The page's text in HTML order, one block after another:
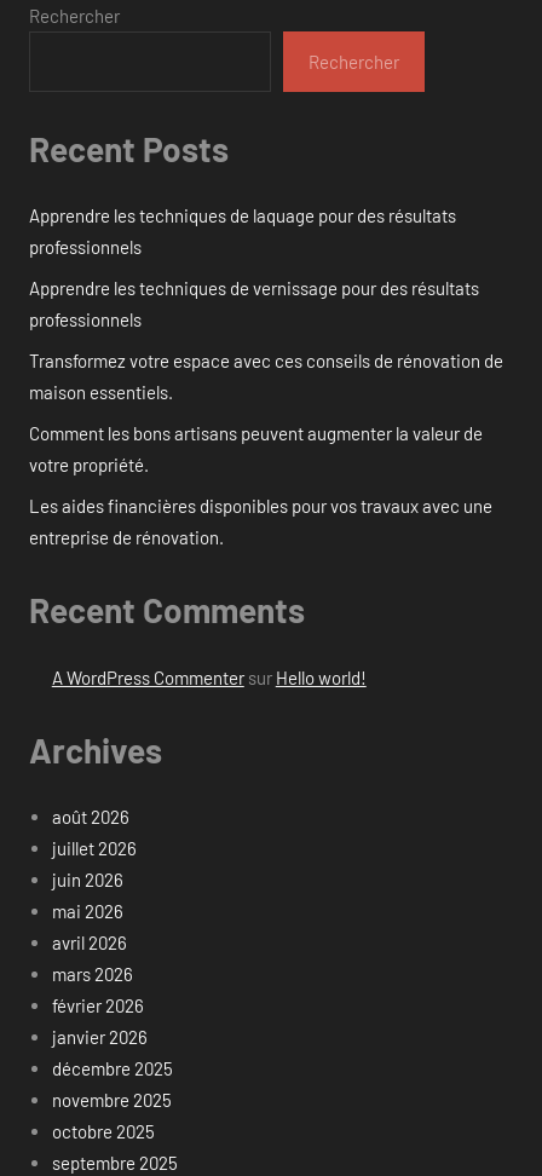
Rechercher
Rechercher
Recent Posts
Apprendre les techniques de laquage pour des résultats
professionnels
Apprendre les techniques de vernissage pour des résultats
professionnels
Transformez votre espace avec ces conseils de rénovation de
maison essentiels.
Comment les bons artisans peuvent augmenter la valeur de
votre propriété.
Les aides financières disponibles pour vos travaux avec une
entreprise de rénovation.
Recent Comments
A WordPress Commentersur Hello world!
Archives
août 2026
juillet 2026
juin 2026
mai 2026
avril 2026
mars 2026
février 2026
janvier 2026
décembre 2025
novembre 2025
octobre 2025
septembre 2025